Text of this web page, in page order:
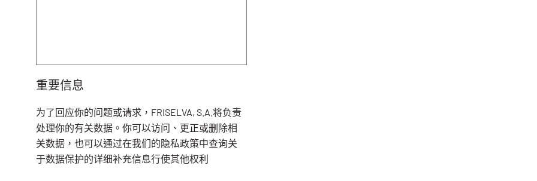
重要信息
为了回应你的问题或请求，FRISELVA, S.A.将负责
处理你的有关数据。你可以访问、更正或删除相
关数据，也可以通过在我们的隐私政策中查询关
于数据保护的详细补充信息行使其他权利